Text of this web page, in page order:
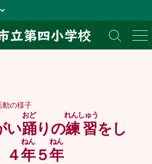
検
索
メ
ニ
動の様子
い踊
おど
りの練習
れんしゅう
をし
４年
ねん
５年
ねん